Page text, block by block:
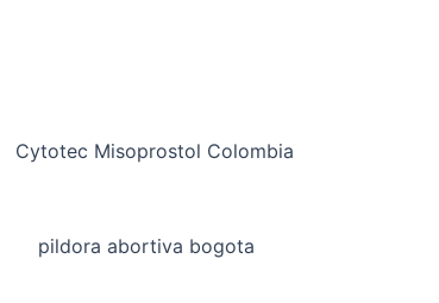
Cytotec Misoprostol Colombia
pildora abortiva bogota